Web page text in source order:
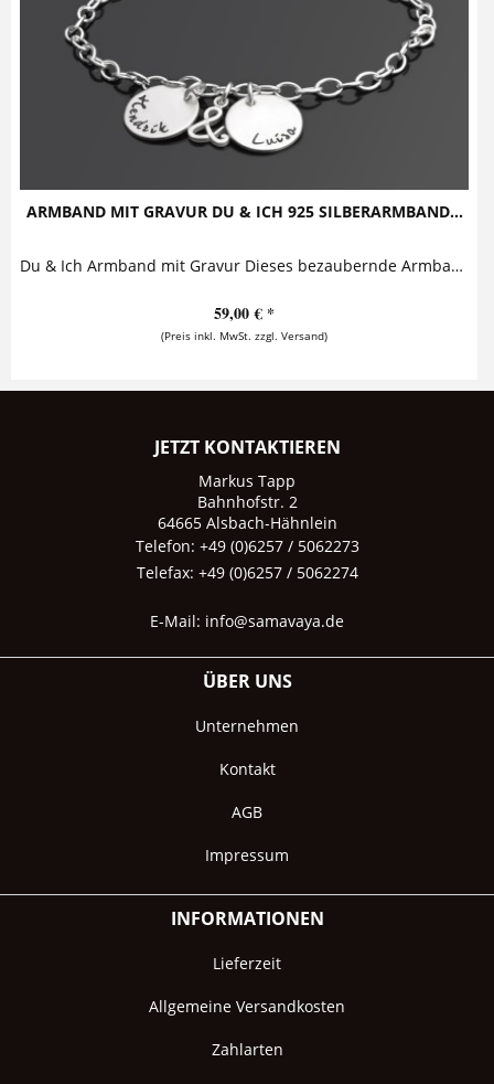
ARMBAND MIT GRAVUR DU & ICH 925 SILBERARMBAND...
Du & Ich Armband mit Gravur Dieses bezaubernde Armband mit Gravur aus 925 Sterling Silber besteht aus zwei Namensanhängern, die zusammen mit...
59,00 € *
(Preis inkl. MwSt. zzgl. Versand)
JETZT KONTAKTIEREN
Markus Tapp
Bahnhofstr. 2
64665 Alsbach-Hähnlein
Telefon: +49 (0)6257 / 5062273
Telefax: +49 (0)6257 / 5062274
E-Mail: info@samavaya.de
ÜBER UNS
Unternehmen
Kontakt
AGB
Impressum
INFORMATIONEN
Lieferzeit
Allgemeine Versandkosten
Zahlarten